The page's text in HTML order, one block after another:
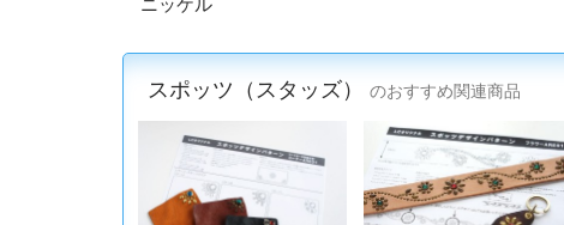
スポッツ（スタッズ） のおすすめ関連商品